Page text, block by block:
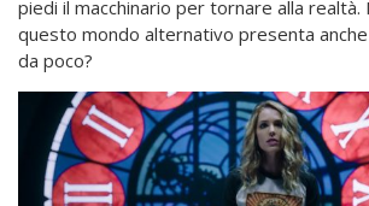
piedi il macchinario per tornare alla realtà.
questo mondo alternativo presenta
da poco?